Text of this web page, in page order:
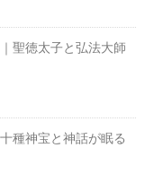
聖徳太子と弘法大師
種神宝と神話が眠る